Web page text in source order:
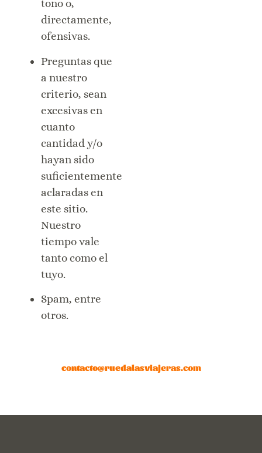
tono o,
directamente,
ofensivas.
Preguntas que
a nuestro
criterio, sean
excesivas en
cuanto
cantidad y/o
hayan sido
suficientemente
aclaradas en
este sitio.
Nuestro
tiempo vale
tanto como el
tuyo.
Spam, entre
otros.
contacto@ruedalasviajeras.com